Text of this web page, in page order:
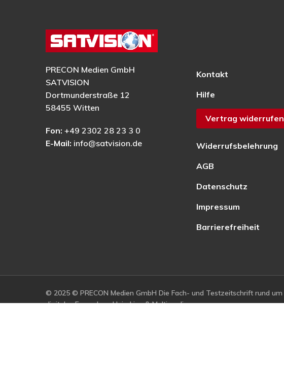
PRECON Medien GmbH
SATVISION
Dortmunderstraße 12
58455 Witten
Fon: +49 2302 28 23 3 0
E-Mail: info@satvision.de
Kontakt
Hilfe
Vertrag widerrufen
Widerrufsbelehrung
AGB
Datenschutz
Impressum
Barrierefreiheit
© 2025 © PRECON Medien GmbH Die Fach- und Testzeitschrift rund um
digitales Fernsehen, Heimkino & Multimedia.